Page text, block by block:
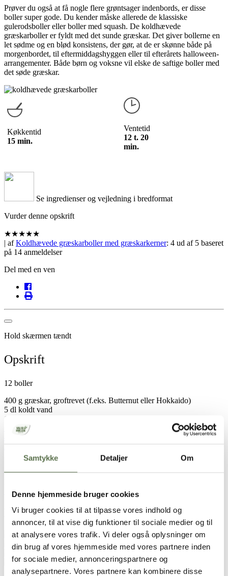
Samtykke Detaljer Om
Denne hjemmeside bruger cookies
Vi bruger cookies til at tilpasse vores indhold og
annoncer, til at vise dig funktioner til sociale medier og til
at analysere vores trafik. Vi deler også oplysninger om
din brug af vores hjemmeside med vores partnere inden
for sociale medier, annonceringspartnere og
analysepartnere. Vores partnere kan kombinere disse
Prøver du også at få nogle flere grøntsager indenbords, er disse
boller super gode. Du kender måske allerede de klassiske
gulerodsboller eller boller med squash. De koldhævede
græskarboller er fyldt med det sunde græskar. Det giver bollerne en
let sødme og en blød konsistens, der gør, at de er skønne både på
morgenbordet, til eftermiddagshyggen eller til efterårets halloween-
arrangementer. Både børn og voksne vil elske de saftige boller med
det søde græskar.
Køkkentid
15 min.
Ventetid
12 t. 20
min.
Se ingredienser og vejledning i bredformat
Vurder denne opskrift
★★★★★
| afKoldhævede græskarboller med græskarkerner: 4 ud af 5 baseret
på 14 anmeldelser
Del med en ven
Hold skærmen tændt
Opskrift
12 boller
400 g græskar, groftrevet (f.eks. Butternut eller Hokkaido)
5 dl koldt vand
10 g gær
1 dl Valsemøllen økologiske græskarkerner
400 g Valsemøllen hvedemel
300 g Valsemøllen grahamsmel
1 spsk salt
1 æg til pensling
1 dl Valsemøllen økologiske græskarkerner
Brugt i opskriften
Dansk Hvedemel
Dansk Grahamsmel
Økologiske Græskarkerner